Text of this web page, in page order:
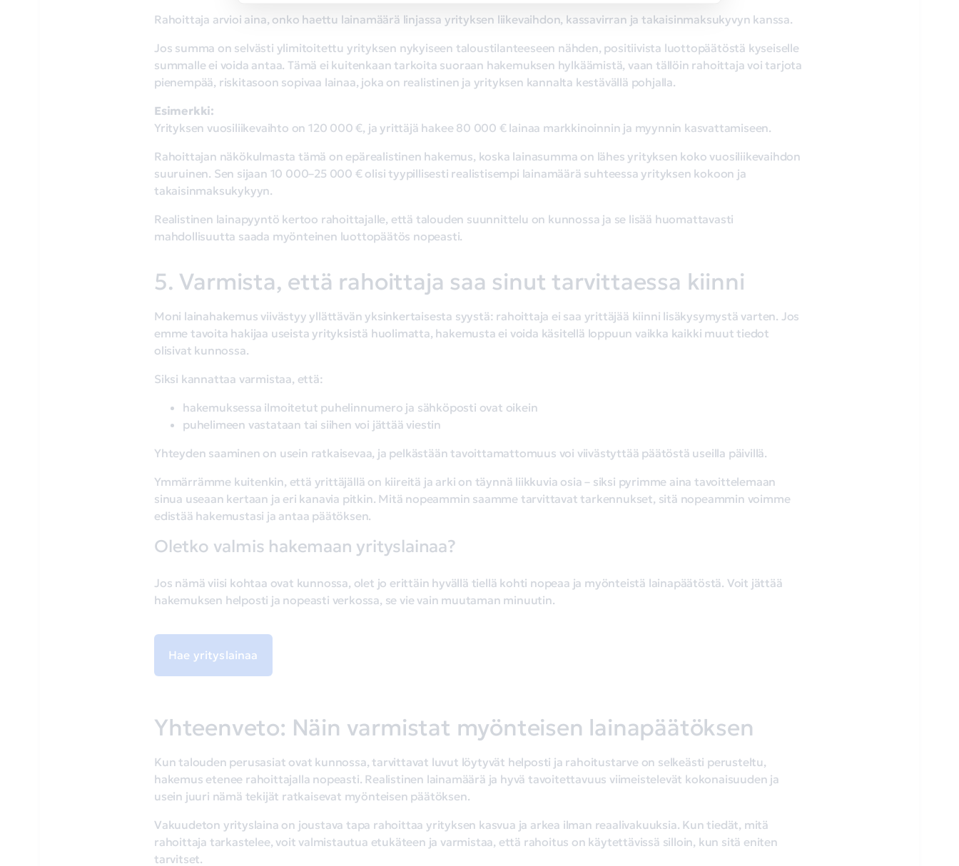
Rahoittaja arvioi aina, onko haettu lainamäärä linjassa yrityksen liikevaihdon, kassavirran ja takaisinmaksukyvyn kanssa.
Jos summa on selvästi ylimitoitettu yrityksen nykyiseen taloustilanteeseen nähden, positiivista luottopäätöstä kyseiselle
summalle ei voida antaa. Tämä ei kuitenkaan tarkoita suoraan hakemuksen hylkäämistä, vaan tällöin rahoittaja voi tarjota
pienempää, riskitasoon sopivaa lainaa, joka on realistinen ja yrityksen kannalta kestävällä pohjalla.
Esimerkki:
Yrityksen vuosiliikevaihto on 120 000 €, ja yrittäjä hakee 80 000 € lainaa markkinoinnin ja myynnin kasvattamiseen.
Rahoittajan näkökulmasta tämä on epärealistinen hakemus, koska lainasumma on lähes yrityksen koko vuosiliikevaihdon
suuruinen. Sen sijaan 10 000–25 000 € olisi tyypillisesti realistisempi lainamäärä suhteessa yrityksen kokoon ja
takaisinmaksukykyyn.
Realistinen lainapyyntö kertoo rahoittajalle, että talouden suunnittelu on kunnossa ja se lisää huomattavasti
mahdollisuutta saada myönteinen luottopäätös nopeasti.
5. Varmista, että rahoittaja saa sinut tarvittaessa kiinni
Moni lainahakemus viivästyy yllättävän yksinkertaisesta syystä: rahoittaja ei saa yrittäjää kiinni lisäkysymystä varten. Jos
emme tavoita hakijaa useista yrityksistä huolimatta, hakemusta ei voida käsitellä loppuun vaikka kaikki muut tiedot
olisivat kunnossa.
Siksi kannattaa varmistaa, että:
hakemuksessa ilmoitetut puhelinnumero ja sähköposti ovat oikein
puhelimeen vastataan tai siihen voi jättää viestin
Yhteyden saaminen on usein ratkaisevaa, ja pelkästään tavoittamattomuus voi viivästyttää päätöstä useilla päivillä.
Ymmärrämme kuitenkin, että yrittäjällä on kiireitä ja arki on täynnä liikkuvia osia – siksi pyrimme aina tavoittelemaan
sinua useaan kertaan ja eri kanavia pitkin. Mitä nopeammin saamme tarvittavat tarkennukset, sitä nopeammin voimme
edistää hakemustasi ja antaa päätöksen.
Oletko valmis hakemaan yrityslainaa?
Jos nämä viisi kohtaa ovat kunnossa, olet jo erittäin hyvällä tiellä kohti nopeaa ja myönteistä lainapäätöstä. Voit jättää
hakemuksen helposti ja nopeasti verkossa, se vie vain muutaman minuutin.
Hae yrityslainaa
Yhteenveto: Näin varmistat myönteisen lainapäätöksen
Kun talouden perusasiat ovat kunnossa, tarvittavat luvut löytyvät helposti ja rahoitustarve on selkeästi perusteltu,
hakemus etenee rahoittajalla nopeasti. Realistinen lainamäärä ja hyvä tavoitettavuus viimeistelevät kokonaisuuden ja
usein juuri nämä tekijät ratkaisevat myönteisen päätöksen.
Vakuudeton yrityslaina on joustava tapa rahoittaa yrityksen kasvua ja arkea ilman reaalivakuuksia. Kun tiedät, mitä
rahoittaja tarkastelee, voit valmistautua etukäteen ja varmistaa, että rahoitus on käytettävissä silloin, kun sitä eniten
tarvitset.